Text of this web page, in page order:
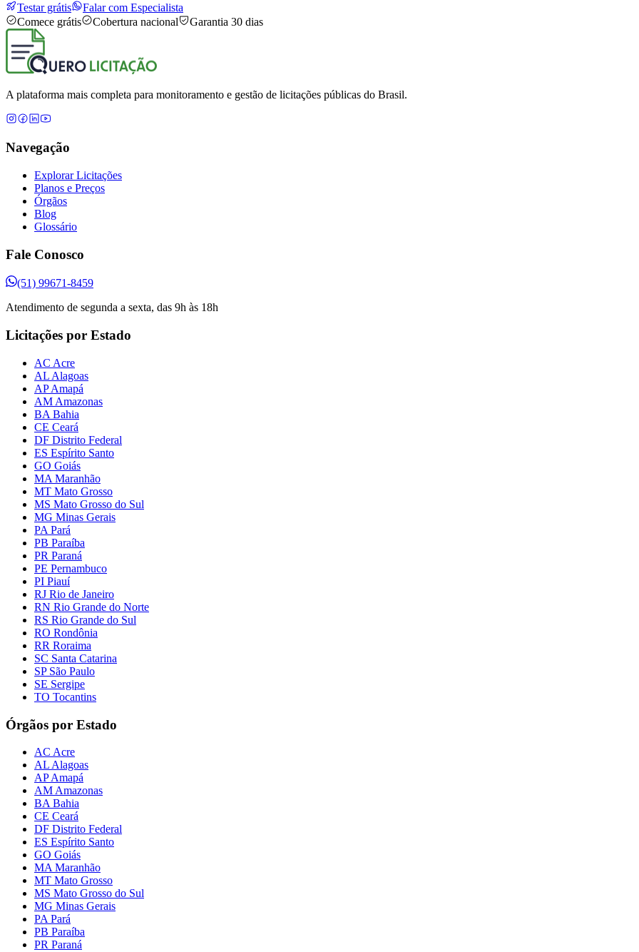
Testar grátis
Falar com Especialista
Comece grátis
Cobertura nacional Garantia 30 dias
A plataforma mais completa para monitoramento e gestão de licitações públicas do Brasil.
Navegação
Explorar Licitações
Planos e Preços
Órgãos
Blog
Glossário
Fale Conosco
(51) 99671-8459
Atendimento de segunda a sexta, das 9h às 18h
Licitações por Estado
AC Acre
AL Alagoas
AP Amapá
AM Amazonas
BA Bahia
CE Ceará
DF Distrito Federal
ES Espírito Santo
GO Goiás
MA Maranhão
MT Mato Grosso
MS Mato Grosso do Sul
MG Minas Gerais
PA Pará
PB Paraíba
PR Paraná
PE Pernambuco
PI Piauí
RJ Rio de Janeiro
RN Rio Grande do Norte
RS Rio Grande do Sul
RO Rondônia
RR Roraima
SC Santa Catarina
SP São Paulo
SE Sergipe
TO Tocantins
Órgãos por Estado
AC Acre
AL Alagoas
AP Amapá
AM Amazonas
BA Bahia
CE Ceará
DF Distrito Federal
ES Espírito Santo
GO Goiás
MA Maranhão
MT Mato Grosso
MS Mato Grosso do Sul
MG Minas Gerais
PA Pará
PB Paraíba
PR Paraná